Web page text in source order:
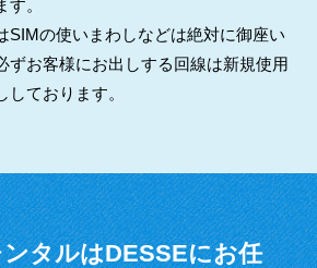
す。
SIMの使いまわしなどは絶対に御座い
ずお客様にお出しする回線は新規使用
しております。
タルはDESSEにお任